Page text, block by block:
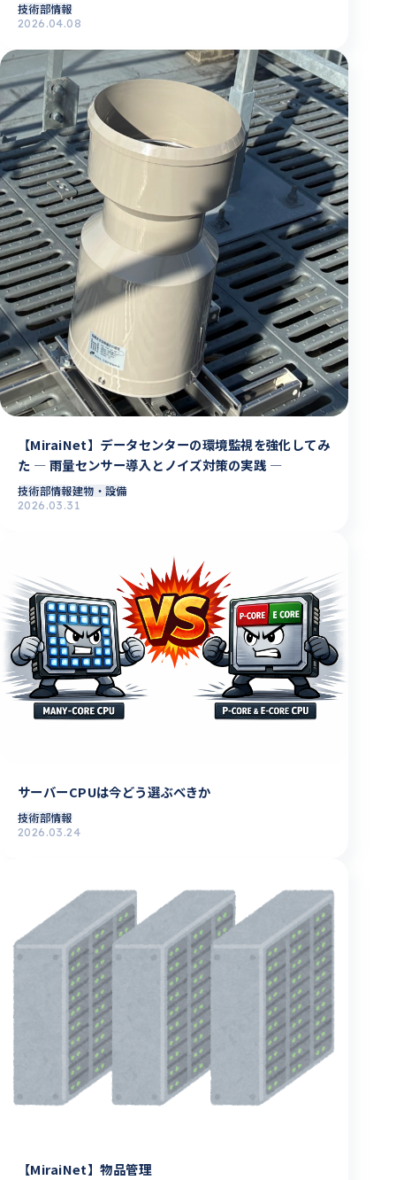
技術部情報
2026.04.08
【MiraiNet】データセンターの環境監視を強化してみ
た ― 雨量センサー導入とノイズ対策の実践 ―
技術部情報建物・設備
2026.03.31
サーバーCPUは今どう選ぶべきか
技術部情報
2026.03.24
【MiraiNet】物品管理